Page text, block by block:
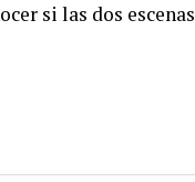
si las dos escenas